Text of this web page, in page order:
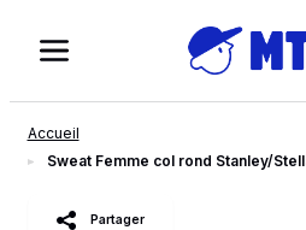
Accueil
Sweat Femme col rond Stanley/
Partager
slide1